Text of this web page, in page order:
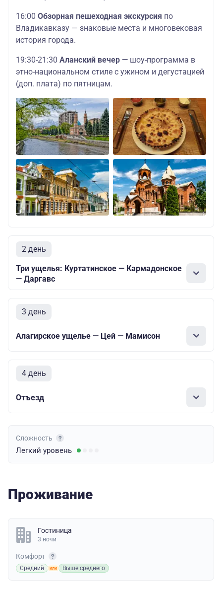
16:00 Обзорная пешеходная экскурсия по
Владикавказу — знаковые места и многовековая
история города.
19:30-21:30 Аланский вечер — шоу-программа в
этно-национальном стиле с ужином и дегустацией
(доп. плата) по пятницам.
2 день
Три ущелья: Куртатинское — Кармадонское
— Даргавс
3 день
Алагирское ущелье — Цей — Мамисон
4 день
Отъезд
Сложность
Легкий уровень
Проживание
Гостиница
3 ночи
Комфорт
Средний Выше среднего